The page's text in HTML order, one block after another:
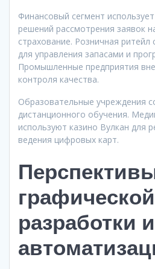
Финансовый сегмент
решений рассмотрения заявок
страхование. Розничная
для управления запасами и
Промышленные предприятия
контроля качества.
Образовательные учреждения
дистанционного обучения.
используют казино Вулкан для
ведения цифровых карт.
графической
разработки и